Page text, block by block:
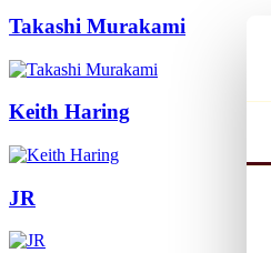
Takashi Murakami
Keith Haring
JR